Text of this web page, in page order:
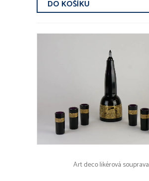
DO KOŠÍKU
Art deco likérová souprava